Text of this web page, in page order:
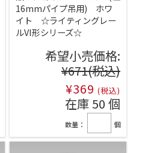
16mmパイプ吊用) ホワ
イト ☆ライティングレー
ルVI形シリーズ☆
希望小売価格:
¥671(税込)
¥369 (税込)
在庫 50 個
数量： 個